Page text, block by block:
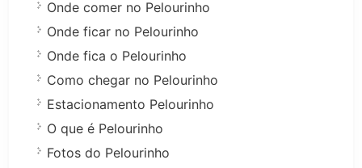
Onde comer no Pelourinho
Onde ficar no Pelourinho
Onde fica o Pelourinho
Como chegar no Pelourinho
Estacionamento Pelourinho
O que é Pelourinho
Fotos do Pelourinho